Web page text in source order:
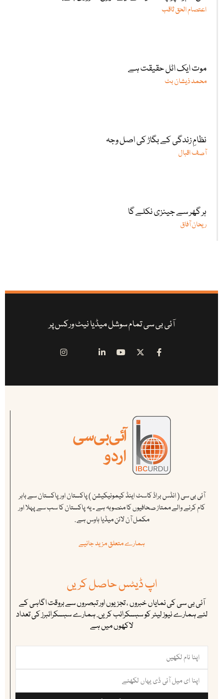
اعتصام الحق ثاقب
موت ایک اٹل حقیقت ہے
محمد ذیشان بٹ
نظامِ زندگی کے بگاڑ کی اصل وجہ
آصف اقبال
ہر گھر سے جینزی نکلے گا
ریحان آفاق
آئی بی سی تمام سوشل میڈیا نیٹ ورکس پر
آئی بی سی ( انڈس براڈ کاسٹ اینڈ کیمونیکیشن ) پاکستان اور پاکستان سے باہر
کام کرنے والے ممتاز صحافیوں کا منصوبہ ہے ۔ یہ پاکستان کا سب سے پہلا اور
مکمل آن لائن میڈیا ہاوس ہے .
ہمارے متعلق مزید جانیے
اپ ڈیٹس حاصل کریں
آئی بی سی کی نمایاں خبروں ، تجزیوں اور تبصروں سے بروقت اگاہی کے
لئے ہمارے نیوز لیٹر کو سبسکرائب کریں. ہمارے سبسکرائبرز کی تعداد
لاکھوں میں ہے